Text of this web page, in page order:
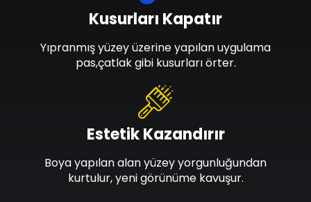
Estetik Kazandırır
Boya yapılan alan yüzey yorgunluğundan
kurtulur, yeni görünüme kavuşur.
Kusurları Kapatır
Yıpranmış yüzey üzerine yapılan uygulama
pas,çatlak gibi kusurları örter.